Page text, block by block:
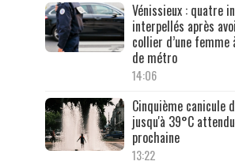
Vénissieux : quatre
interpellés après
collier d’une femme
de métro
14:06
Cinquième canicule
jusqu'à 39°C
prochaine
13:22